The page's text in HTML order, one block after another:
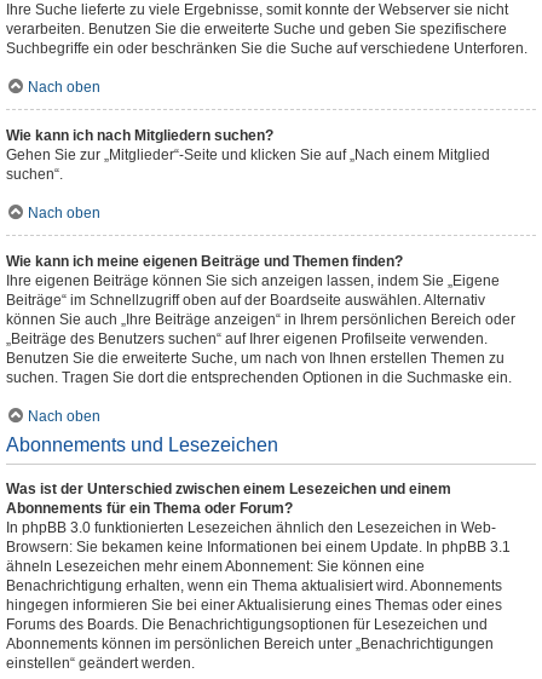
Ihre Suche lieferte zu viele Ergebnisse, somit konnte der Webserver sie nicht
verarbeiten. Benutzen Sie die erweiterte Suche und geben Sie spezifischere
Suchbegriffe ein oder beschränken Sie die Suche auf verschiedene Unterforen.
Nach oben
Wie kann ich nach Mitgliedern suchen?
Gehen Sie zur „Mitglieder“-Seite und klicken Sie auf „Nach einem Mitglied
suchen“.
Nach oben
Wie kann ich meine eigenen Beiträge und Themen finden?
Ihre eigenen Beiträge können Sie sich anzeigen lassen, indem Sie „Eigene
Beiträge“ im Schnellzugriff oben auf der Boardseite auswählen. Alternativ
können Sie auch „Ihre Beiträge anzeigen“ in Ihrem persönlichen Bereich oder
„Beiträge des Benutzers suchen“ auf Ihrer eigenen Profilseite verwenden.
Benutzen Sie die erweiterte Suche, um nach von Ihnen erstellen Themen zu
suchen. Tragen Sie dort die entsprechenden Optionen in die Suchmaske ein.
Nach oben
Abonnements und Lesezeichen
Was ist der Unterschied zwischen einem Lesezeichen und einem
Abonnements für ein Thema oder Forum?
In phpBB 3.0 funktionierten Lesezeichen ähnlich den Lesezeichen in Web-
Browsern: Sie bekamen keine Informationen bei einem Update. In phpBB 3.1
ähneln Lesezeichen mehr einem Abonnement: Sie können eine
Benachrichtigung erhalten, wenn ein Thema aktualisiert wird. Abonnements
hingegen informieren Sie bei einer Aktualisierung eines Themas oder eines
Forums des Boards. Die Benachrichtigungsoptionen für Lesezeichen und
Abonnements können im persönlichen Bereich unter „Benachrichtigungen
einstellen“ geändert werden.